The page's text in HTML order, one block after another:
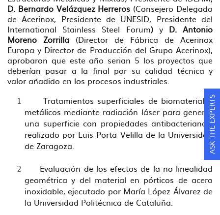
D. Bernardo Velázquez Herreros (Consejero Delegado
de Acerinox, Presidente de UNESID, Presidente del
International Stainless Steel Forum) yD. Antonio
Moreno Zorrilla (Director de Fábrica de Acerinox
Europa y Director de Producción del Grupo Acerinox),
aprobaron que este año serian 5 los proyectos que
deberían pasar a la final por su calidad técnica y
valor añadido en los procesos industriales.
Tratamientos superficiales de biomateriales
metálicos mediante radiación láser para generar
una superficie con propiedades antibacterianas,
realizado por Luis Porta Velilla de la Universidad
de Zaragoza.
Evaluación de los efectos de la no linealidad
geométrica y del material en pórticos de acero
inoxidable, ejecutado por María López Álvarez de
la Universidad Politécnica de Cataluña.
ASK THE EXPERTS